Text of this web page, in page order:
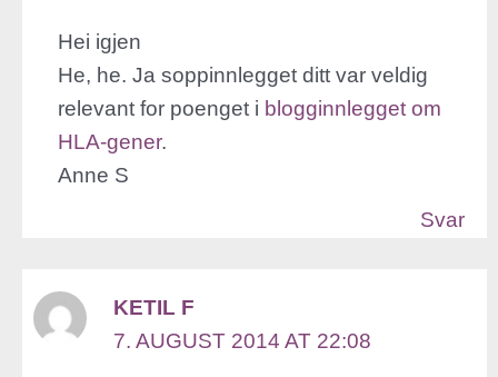
Hei igjen
He, he. Ja soppinnlegget ditt var veldig
relevant for poenget i blogginnlegget om
HLA-gener.
Anne S
Svar
KETIL F
7. AUGUST 2014 AT 22:08